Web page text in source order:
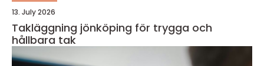
13. July 2026
Takläggning jönköping för trygga och
hållbara tak